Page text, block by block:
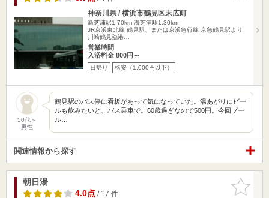
神奈川県 / 横浜市鶴見区末広町
新芝浦駅1.70km 海芝浦駅1.30km
JR京浜東北線 鶴見駅、または京浜急行線 京急鶴見駅より
川崎鶴見臨港…
営業時間
入浴料金 800円～
日帰り 格安（1,000円以下）
50代～
男性
鶴見駅のバス停に看板があって気になっていた。湯あがりにビー
ルも飲みたいと、バス乗車で。60歳過ぎなので500円。今回プー
ル…
関連情報から探す
お気に入
りに追加
朝日湯
4.0点/ 17 件